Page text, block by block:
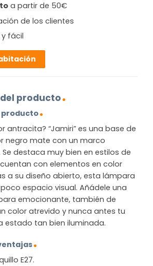
a partir de 50€
de los clientes
fácil
producto
producto
antracita? “Jamiri” es una base de
negro mate con un marco
destaca muy bien en estilos de
con elementos en color
a su diseño abierto, esta lámpara
espacio visual. Añádele una
emocionante, también de
color atrevido y nunca antes tu
estado tan bien iluminada.
E27.